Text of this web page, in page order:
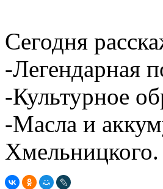
Сегодня
-Легендарная
-Культурное
-Масла и
Хмельницкого.